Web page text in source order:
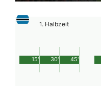
1. Halbzeit
45'
15' 30'